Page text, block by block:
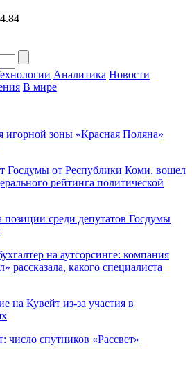
Аналитика Новости
В мире
игорной зоны «Красная Поляна»
Госдумы от Республики Коми, вошел
рейтинга политической
среди депутатов Госдумы
на аутсорсинге: компания
рассказала, какого специалиста
на Кувейт из-за участия в
число спутников «Рассвет»